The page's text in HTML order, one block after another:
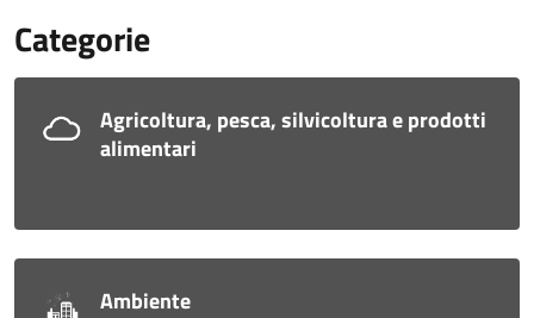
Categorie
Agricoltura, pesca, silvicoltura e prodotti
alimentari
Ambiente